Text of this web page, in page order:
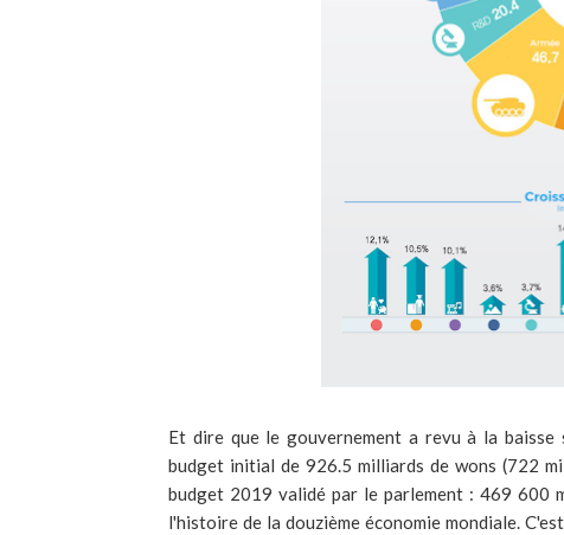
Et dire que le gouvernement a revu à la baisse
budget initial de 926.5 milliards de wons (722
budget 2019 validé par le parlement : 469 600
l'histoire de la douzième économie mondiale.